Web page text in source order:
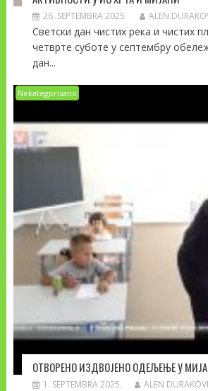
26. SEPTEMBRA 2025. ALEN
Светски дан чистих река и чистих
четврте суботе у септембру
дан...
Nekategorisano
ОТВОРЕНО ИЗДВОЈЕНО ОДЕЉЕЊЕ У
1. SEPTEMBRA 2025. ALEN